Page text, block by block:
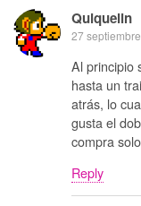
Quiquelin
27
Al principio
hasta un
atrás, lo
gusta el
compra
Reply